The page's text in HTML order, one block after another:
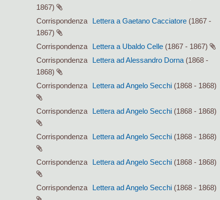
1867)
Corrispondenza
Lettera a Gaetano Cacciatore (1867 -
1867)
Corrispondenza
Lettera a Ubaldo Celle (1867 - 1867)
Corrispondenza
Lettera ad Alessandro Dorna (1868 -
1868)
Corrispondenza
Lettera ad Angelo Secchi (1868 - 1868)
Corrispondenza Lettera ad Angelo Secchi (1868 - 1868)
Corrispondenza Lettera ad Angelo Secchi (1868 - 1868)
Corrispondenza Lettera ad Angelo Secchi (1868 - 1868)
Corrispondenza Lettera ad Angelo Secchi (1868 - 1868)